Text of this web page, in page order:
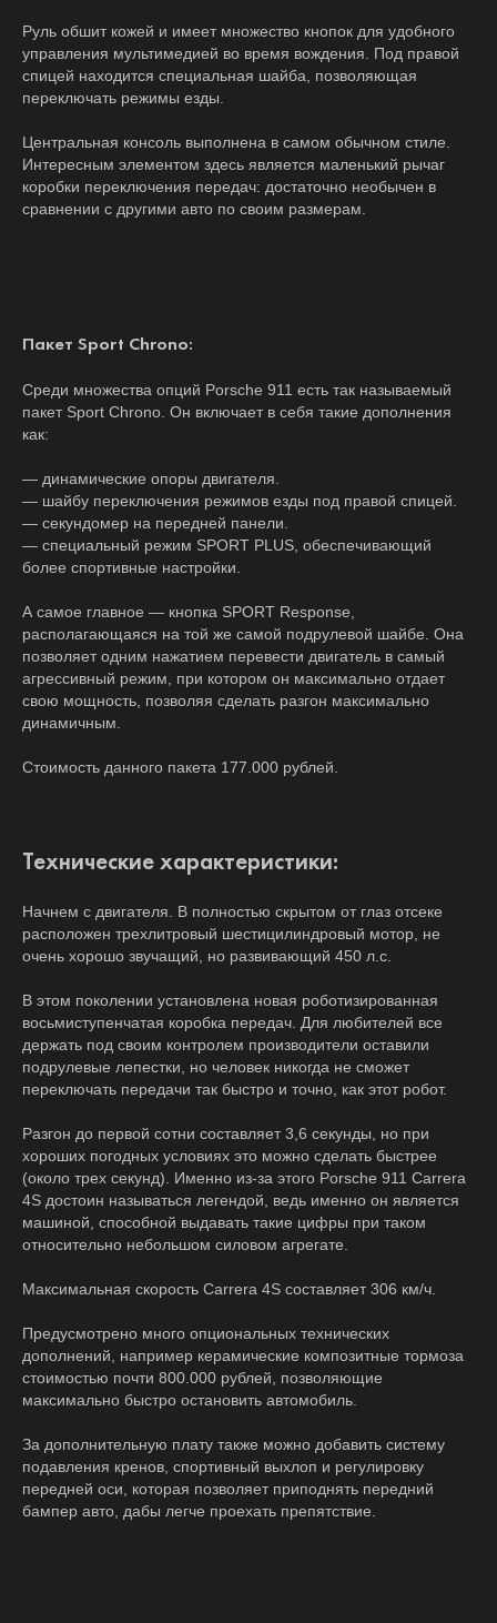
Руль обшит кожей и имеет множество кнопок для удобного
управления мультимедией во время вождения. Под правой
спицей находится специальная шайба, позволяющая
переключать режимы езды.
Центральная консоль выполнена в самом обычном стиле.
Интересным элементом здесь является маленький рычаг
коробки переключения передач: достаточно необычен в
сравнении с другими авто по своим размерам.
Пакет Sport Chrono:
Среди множества опций Porsche 911 есть так называемый
пакет Sport Chrono. Он включает в себя такие дополнения
как:
— динамические опоры двигателя.
— шайбу переключения режимов езды под правой спицей.
— секундомер на передней панели.
— специальный режим SPORT PLUS, обеспечивающий
более спортивные настройки.
А самое главное — кнопка SPORT Response,
располагающаяся на той же самой подрулевой шайбе. Она
позволяет одним нажатием перевести двигатель в самый
агрессивный режим, при котором он максимально отдает
свою мощность, позволяя сделать разгон максимально
динамичным.
Стоимость данного пакета 177.000 рублей.
Технические характеристики:
Начнем с двигателя. В полностью скрытом от глаз отсеке
расположен трехлитровый шестицилиндровый мотор, не
очень хорошо звучащий, но развивающий 450 л.с.
В этом поколении установлена новая роботизированная
восьмиступенчатая коробка передач. Для любителей все
держать под своим контролем производители оставили
подрулевые лепестки, но человек никогда не сможет
переключать передачи так быстро и точно, как этот робот.
Разгон до первой сотни составляет 3,6 секунды, но при
хороших погодных условиях это можно сделать быстрее
(около трех секунд). Именно из-за этого Porsche 911 Carrera
4S достоин называться легендой, ведь именно он является
машиной, способной выдавать такие цифры при таком
относительно небольшом силовом агрегате.
Максимальная скорость Carrera 4S составляет 306 км/ч.
Предусмотрено много опциональных технических
дополнений, например керамические композитные тормоза
стоимостью почти 800.000 рублей, позволяющие
максимально быстро остановить автомобиль.
За дополнительную плату также можно добавить систему
подавления кренов, спортивный выхлоп и регулировку
передней оси, которая позволяет приподнять передний
бампер авто, дабы легче проехать препятствие.